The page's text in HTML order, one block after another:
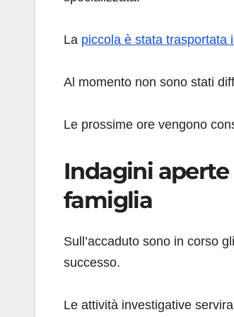
La piccola è stata trasportata
Al momento non sono stati
Le prossime ore vengono
Indagini
famiglia
Sull’accaduto sono in corso
successo.
Le attività investigative